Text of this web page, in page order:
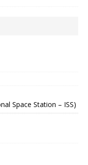
Space Station – ISS)